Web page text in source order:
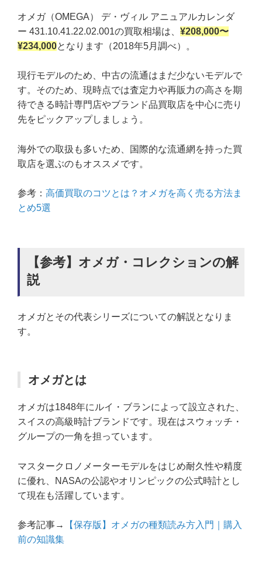
オメガ（OMEGA） デ・ヴィル アニュアルカレンダ
ー 431.10.41.22.02.001の買取相場は、 ¥208,000〜
¥234,000となります（2018年5月調べ）。
現行モデルのため、中古の流通はまだ少ないモデルで
す。そのため、現時点では査定力や再販力の高さを期
待できる時計専門店やブランド品買取店を中心に売り
先をピックアップしましょう。
海外での取扱も多いため、国際的な流通網を持った買
取店を選ぶのもオススメです。
参考： 高価買取のコツとは？オメガを高く売る方法ま
とめ5選
【参考】オメガ・コレクションの解
説
オメガとその代表シリーズについての解説となりま
す。
オメガとは
オメガは1848年にルイ・ブランによって設立された、
スイスの高級時計ブランドです。現在はスウォッチ・
グループの一角を担っています。
マスタークロノメーターモデルをはじめ耐久性や精度
に優れ、NASAの公認やオリンピックの公式時計とし
て現在も活躍しています。
参考記事→
【保存版】オメガの種類読み方入門｜購入
前の知識集